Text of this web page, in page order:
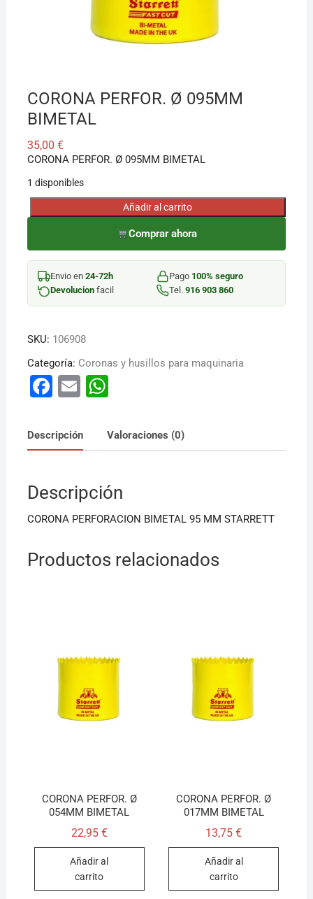
CORONA PERFOR. Ø 095MM
BIMETAL
35,00 €
CORONA PERFOR. Ø 095MM BIMETAL
1 disponibles
CORONA
Ø
095MM
BIMETAL
cantidad
Añadir al carrito
Comprar ahora
Envio en 24-72h Pago 100% seguro
Devolucionfacil Tel. 916 903 860
SKU: 106908
Categoría: Coronas y husillos para maquinaria
F
c
e
o
o
E
ai
l
W
at
s
p
p
Descripción Valoraciones (0)
Descripción
CORONA PERFORACION BIMETAL 95 MM STARRETT
Productos relacionados
CORONA PERFOR. Ø
054MM BIMETAL
22,95 €
Añadir al
carrito
CORONA PERFOR. Ø
017MM BIMETAL
13,75€
Añadir al
carrito
¡Hola! Soy el asesor virtual de Ferretería El Arroyo.
Cuéntame qué necesitas y te ayudo a encontrarlo,